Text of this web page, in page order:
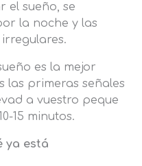
el sueño, se
la noche y las
es la mejor
las primeras señales
a vuestro peque
15 minutos.
ya está